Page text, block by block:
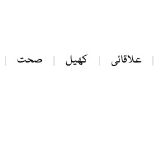
علاقائی کھیل صحت